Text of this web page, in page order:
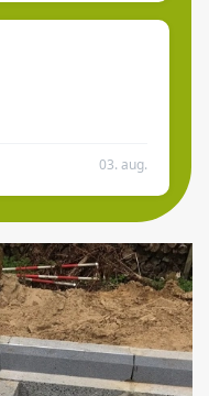
03. aug.